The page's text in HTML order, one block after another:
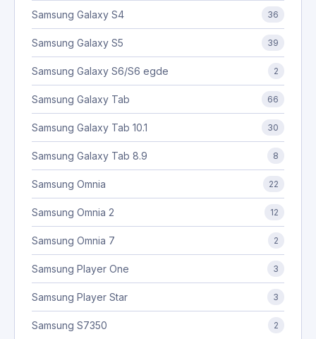
Samsung Galaxy S4 36
Samsung Galaxy S5 39
Samsung Galaxy S6/S6 egde 2
Samsung Galaxy Tab 66
Samsung Galaxy Tab 10.1 30
Samsung Galaxy Tab 8.9 8
Samsung Omnia 22
Samsung Omnia 2 12
Samsung Omnia 7 2
Samsung Player One 3
Samsung Player Star 3
Samsung S7350 2